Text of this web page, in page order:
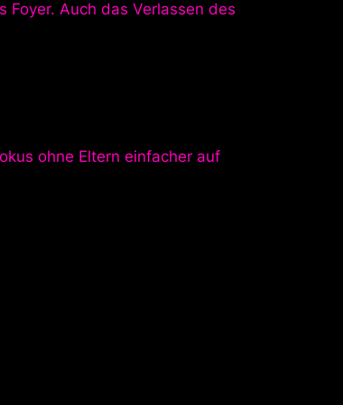
Auch das Verlassen des
ohne Eltern einfacher auf